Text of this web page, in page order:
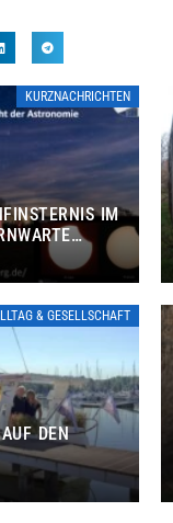
KURZNACHRICHTEN
IM
KOSTENLOS
& GESELLSCHAFT
DEN